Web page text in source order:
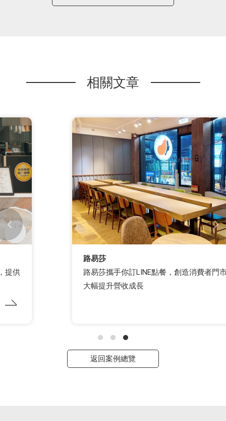
相關文章
路易莎攜手你訂LINE點餐，創造消費者門市雙贏，
大幅提升營收成長
返回案例總覽